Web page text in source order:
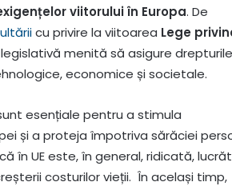
viitorului în Europa. De
cu privire la viitoarea Lege
menită să asigure drepturile
economice și societale.
esențiale pentru a stimula
și a proteja împotriva sărăciei
în UE este, în general, ridicată,
costurilor vieții. În același timp,